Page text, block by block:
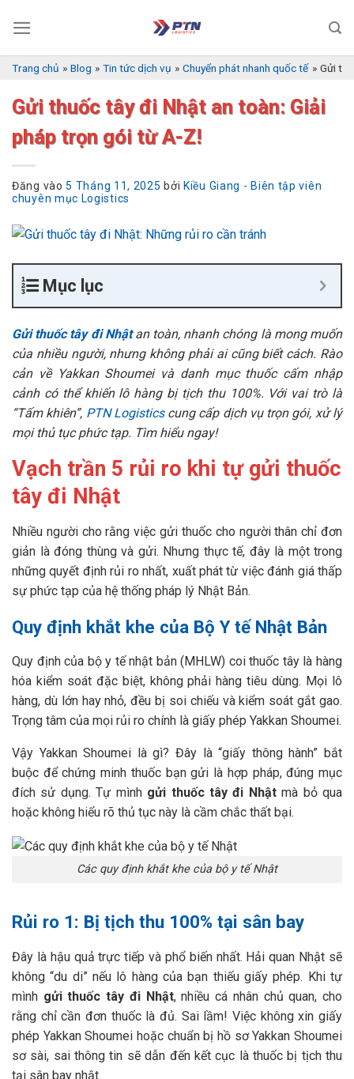
qua
dungTrang chủ » Blog » Tin tức dịch vụ » Chuyển phát nhanh quốc tế » Gửi
Gửi thuốc tây đi Nhật an toàn: Giải
pháp trọn gói từ A-Z!
Đăng vào5 Tháng 11, 2025 bởi Kiều Giang - Biên tập viên
chuyên mục Logistics
Mục lục
Gửi thuốc tây đi Nhậtan toàn, nhanh chóng là mong muốn
của nhiều người, nhưng không phải ai cũng biết cách. Rào
cản về Yakkan Shoumei và danh mục thuốc cấm nhập
cảnh có thể khiến lô hàng bị tịch thu 100%. Với vai trò là
“Tấm khiên”, PTN Logisticscung cấp dịch vụ trọn gói, xử lý
mọi thủ tục phức tạp. Tìm hiểu ngay!
Vạch trần 5 rủi ro khi tự gửi thuốc
tây đi Nhật
Nhiều người cho rằng việc gửi thuốc cho người thân chỉ đơn
giản là đóng thùng và gửi. Nhưng thực tế, đây là một trong
những quyết định rủi ro nhất, xuất phát từ việc đánh giá thấp
sự phức tạp của hệ thống pháp lý Nhật Bản.
Quy định khắt khe của Bộ Y tế Nhật Bản
Quy định của bộ y tế nhật bản (MHLW) coi thuốc tây là hàng
hóa kiểm soát đặc biệt, không phải hàng tiêu dùng. Mọi lô
hàng, dù lớn hay nhỏ, đều bị soi chiếu và kiểm soát gắt gao.
Trọng tâm của mọi rủi ro chính là giấy phép Yakkan Shoumei.
Vậy Yakkan Shoumei là gì? Đây là “giấy thông hành” bắt
buộc để chứng minh thuốc bạn gửi là hợp pháp, đúng mục
đích sử dụng. Tự mình gửi thuốc tây đi Nhậtmà bỏ qua
hoặc không hiểu rõ thủ tục này là cầm chắc thất bại.
Các quy định khắt khe của bộ y tế Nhật
Rủi ro 1: Bị tịch thu 100% tại sân bay
Đây là hậu quả trực tiếp và phổ biến nhất. Hải quan Nhật sẽ
không “du di” nếu lô hàng của bạn thiếu giấy phép. Khi tự
mình gửi thuốc tây đi Nhật, nhiều cá nhân chủ quan, cho
rằng chỉ cần đơn thuốc là đủ. Sai lầm! Việc không xin giấy
phép Yakkan Shoumei hoặc chuẩn bị hồ sơ Yakkan Shoumei
sơ sài, sai thông tin sẽ dẫn đến kết cục là thuốc bị tịch thu
tại sân bay nhật.